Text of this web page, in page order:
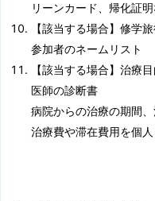
リーンカード、帰化証
【該当する場合】修学
参加者のネームリスト
【該当する場合】治療
医師の診断書
病院からの治療の期間
治療費や滞在費用を個